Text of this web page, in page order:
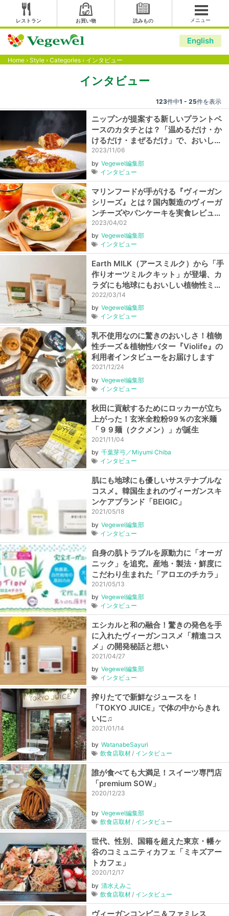
レストラン お買い物 読みもの メニュー
English
Home › Style › Categories › インタビュー
インタビュー
123件中1 - 25件を表示
ニップンが提案する新しいプラントベ
ースのカタチとは？「温めるだけ・か
けるだけ・まぜるだけ」で、おいしさ
と地球の未来をつなぐ【10％OFFクー
ポン】
2023/11/06
by Vegewel編集部
インタビュー
マリンフードが手がける『ヴィーガン
シリーズ』とは？国内製造のヴィーガ
ンチーズやパンケーキを実食レビュ
ー、商品開発にかける想いも取材しま
した！
2023/04/02
by Vegewel編集部
インタビュー
Earth MILK（アースミルク）から「手
作りオーツミルクキット」が登場、カ
ラダにも地球にもおいしい植物性ミル
クをご自宅で
2022/03/14
by Vegewel編集部
インタビュー
乳不使用なのに驚きのおいしさ！植物
性チーズ＆植物性バター『Violife』の
利用者インタビューをお届けします
2021/12/24
by Vegewel編集部
インタビュー
秋田に貢献するためにロッカーが立ち
上がった！玄米全粒粉99％の玄米麺
「９９麺（ククメン）」が誕生
2021/11/04
by 千葉芽弓／Miyumi Chiba
インタビュー
肌にも地球にも優しいサステナブルな
コスメ。韓国生まれのヴィーガンスキ
ンケアブランド「BEIGIC」
2021/05/18
by Vegewel編集部
インタビュー
自身の肌トラブルを原動力に「オーガ
ニック」を追究。産地・製法・鮮度に
こだわり生まれた「アロエのチカラ」
2021/05/13
by Vegewel編集部
インタビュー
エシカルと和の融合！驚きの発色を手
に入れたヴィーガンコスメ「精進コス
メ」の開発秘話と想い
2021/04/27
by Vegewel編集部
インタビュー
搾りたてで新鮮なジュースを！
「TOKYO JUICE」で体の中からきれ
いに♫
2021/01/14
by WatanabeSayuri
飲食店取材
インタビュー
誰が食べても大満足！スイーツ専門店
「premium SOW」
2020/12/23
by Vegewel編集部
飲食店取材
インタビュー
世代、性別、国籍を超えた東京・幡ヶ
谷のコミュニティカフェ「ミキズアー
トカフェ」
2020/12/17
by 清水えみこ
飲食店取材
インタビュー
ヴィーガンコンビニ＆ファミレス